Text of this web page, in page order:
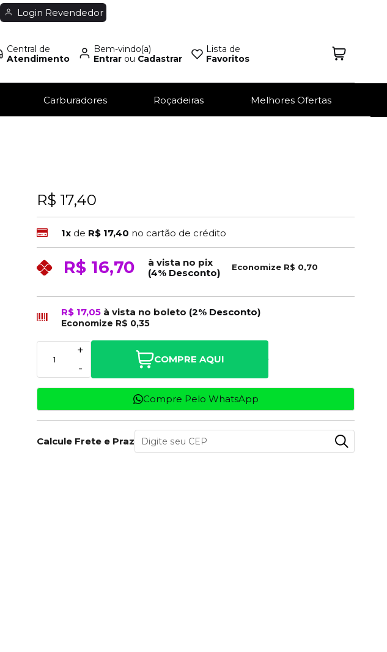
Login Revendedor
Central de
Atendimento
Bem-vindo(a)
Entrarou Cadastrar
Lista de
Favoritos
Carburadores Roçadeiras Melhores Ofertas
R$ 17,40
1x de R$ 17,40 no cartão de crédito
R$ 16,70
à vista no pix
(4% Desconto)
Economize R$ 0,70
R$ 17,05 à vista no boleto (2% Desconto)
Economize R$ 0,35
-
+
COMPRE AQUI
Compre Pelo WhatsApp
Calcule Frete e Prazo